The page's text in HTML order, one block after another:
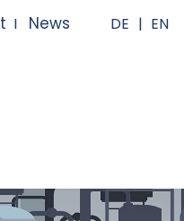
I News